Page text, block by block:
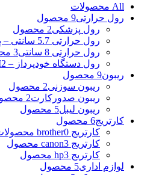
All محصولات
رول حرارتی9 محصول
رول پزشکی2 محصول
رول حرارتی 5.7 سانتی – پوز
رول حرارتی 8 سانتی
3 محصول
رول دستگاه خودپرداز – ATM 2 محصول
ریبون9 محصول
ریبون سوزنی2 محصول
ریبون صدورکارت2 محصول
ریبون لیبل5 محصول
کارتریج6 محصول
کارتریج brother 0 محصولات
کارتریج canon 3 محصول
کارتریج hp 3 محصول
لوازم اداری5 محصول